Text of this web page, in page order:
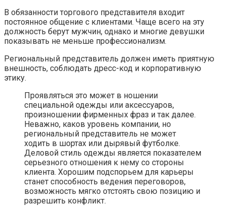
В обязанности торгового представителя входит
постоянное общение с клиентами. Чаще всего на эту
должность берут мужчин, однако и многие девушки
показывать не меньше профессионализм.
Региональный представитель должен иметь приятную
внешность, соблюдать дресс-код и корпоративную
этику.
Проявляться это может в ношении
специальной одежды или аксессуаров,
произношении фирменных фраз и так далее.
Неважно, каков уровень компании, но
региональный представитель не может
ходить в шортах или дырявый футболке.
Деловой стиль одежды является показателем
серьезного отношения к нему со стороны
клиента. Хорошим подспорьем для карьеры
станет способность ведения переговоров,
возможность мягко отстоять свою позицию и
разрешить конфликт.